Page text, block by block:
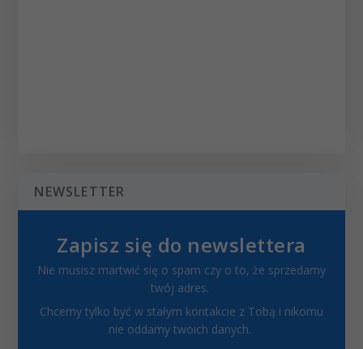
NEWSLETTER
Zapisz się do newslettera
Nie musisz martwić się o spam czy o to, że sprzedamy
twój adres.
Chcemy tylko być w stałym kontakcie z Tobą i nikomu
nie oddamy twoich danych.